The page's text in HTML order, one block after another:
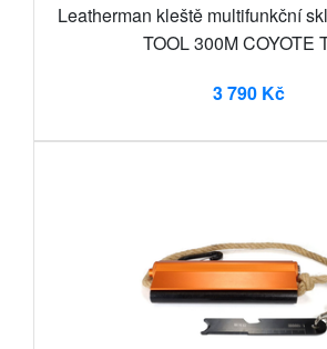
Leatherman kleště multifunkční
TOOL 300M COYOTE
3 790 Kč